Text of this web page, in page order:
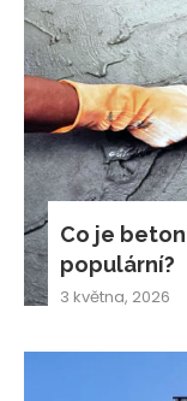
Co je
populární?
3 května, 2026